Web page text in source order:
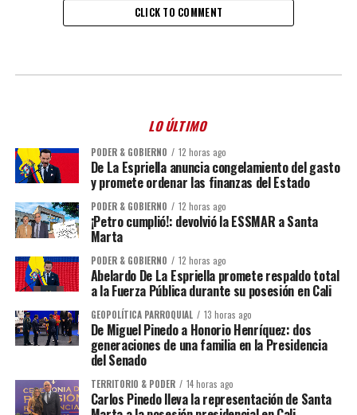
CLICK TO COMMENT
LO ÚLTIMO
PODER & GOBIERNO 12 horas ago
De La Espriella anuncia congelamiento del gasto
y promete ordenar las finanzas del Estado
PODER & GOBIERNO 12 horas ago
¡Petro cumplió!: devolvió la ESSMAR a Santa
Marta
PODER & GOBIERNO 12 horas ago
Abelardo De La Espriella promete respaldo total
a la Fuerza Pública durante su posesión en Cali
GEOPOLÍTICA PARROQUIAL 13 horas ago
De Miguel Pinedo a Honorio Henríquez: dos
generaciones de una familia en la Presidencia
del Senado
TERRITORIO & PODER 14 horas ago
Carlos Pinedo lleva la representación de Santa